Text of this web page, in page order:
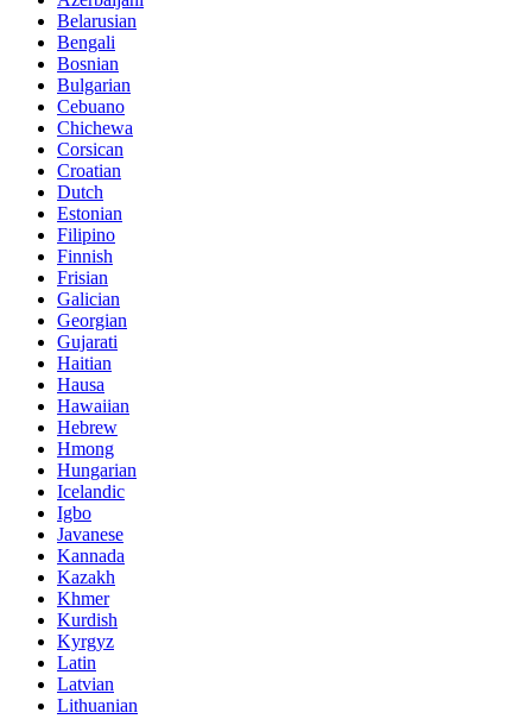
Belarusian
Bengali
Bosnian
Bulgarian
Cebuano
Chichewa
Corsican
Croatian
Dutch
Estonian
Filipino
Finnish
Frisian
Galician
Georgian
Gujarati
Haitian
Hausa
Hawaiian
Hebrew
Hmong
Hungarian
Icelandic
Igbo
Javanese
Kannada
Kazakh
Khmer
Kurdish
Kyrgyz
Latin
Latvian
Lithuanian